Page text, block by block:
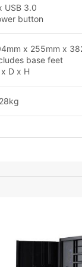
USB 3.0
button
x 255mm x
base feet
D x H